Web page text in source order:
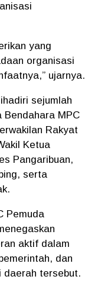
yang
organisasi
ujarnya.
sejumlah
Bendahara MPC
Rakyat
Ketua
Pangaribuan,
serta
Pemuda
aktif dalam
dan
daerah tersebut.